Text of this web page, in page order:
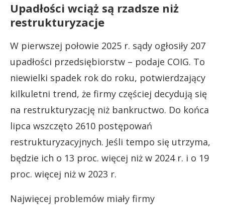
Upadłości wciąż są rzadsze niż
restrukturyzacje
W pierwszej połowie 2025 r. sądy ogłosiły 207
upadłości przedsiębiorstw – podaje COIG. To
niewielki spadek rok do roku, potwierdzający
kilkuletni trend, że firmy częściej decydują się
na restrukturyzację niż bankructwo. Do końca
lipca wszczęto 2610 postępowań
restrukturyzacyjnych. Jeśli tempo się utrzyma,
będzie ich o 13 proc. więcej niż w 2024 r. i o 19
proc. więcej niż w 2023 r.
Najwięcej problemów miały firmy